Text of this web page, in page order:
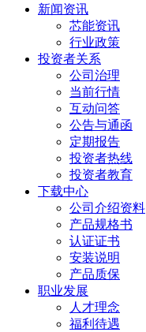
新闻资讯
芯能资讯
行业政策
投资者关系
公司治理
当前行情
互动问答
公告与通函
定期报告
投资者热线
投资者教育
下载中心
公司介绍资料
产品规格书
认证证书
安装说明
产品质保
职业发展
人才理念
福利待遇